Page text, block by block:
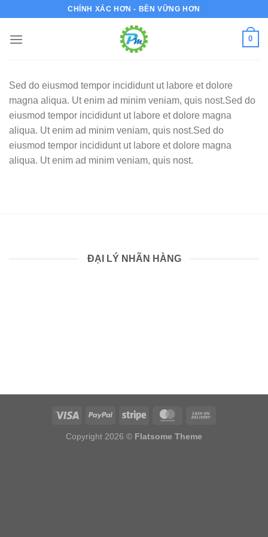
nội
CHÍNH XÁC HƠN - BỀN VỮNG HƠN
0
Sed do eiusmod tempor incididunt ut labore et dolore
magna aliqua. Ut enim ad minim veniam, quis nost.Sed do
eiusmod tempor incididunt ut labore et dolore magna
aliqua. Ut enim ad minim veniam, quis nost.Sed do
eiusmod tempor incididunt ut labore et dolore magna
aliqua. Ut enim ad minim veniam, quis nost.
ĐẠI LÝ NHÃN HÀNG
Copyright 2026 © Flatsome Theme